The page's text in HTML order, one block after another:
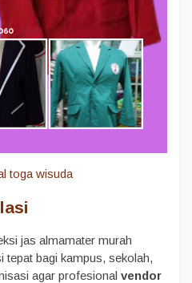
toga wisuda
jas almamater murah
tepat bagi kampus, sekolah,
agar profesional vendor